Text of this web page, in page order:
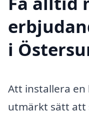
i
Att installera
utmärkt sätt att